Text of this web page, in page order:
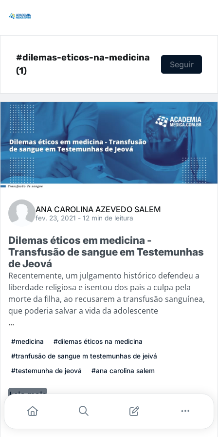
#dilemas-eticos-na-medicina
(1)
Seguir
ANA CAROLINA AZEVEDO SALEM
fev. 23, 2021 - 12 min de leitura
Dilemas éticos em medicina -
Transfusão de sangue em Testemunhas
de Jeová
Recentemente, um julgamento histórico defendeu a
liberdade religiosa e isentou dos pais a culpa pela
morte da filha, ao recusarem a transfusão sanguínea,
que poderia salvar a vida da adolescente
...
#medicina
#dilemas éticos na medicina
#tranfusão de sangue m testemunhas de jeivá
#testemunha de jeová
#ana carolina salem
Leia mais